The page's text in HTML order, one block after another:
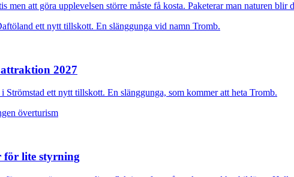
men att göra upplevelsen större måste få kosta. Paketerar man naturen blir
2027
ett nytt tillskott. En slänggunga, som kommer att heta Tromb.
för lite styrning